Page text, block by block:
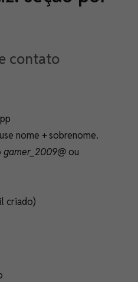
contato
nome + sobrenome.
gamer_2009@ou
criado)